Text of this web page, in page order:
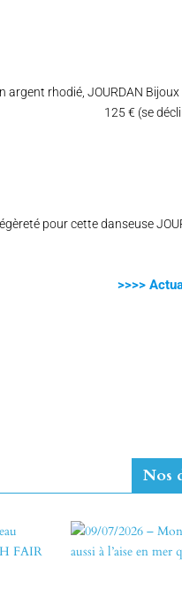
argent rhodié, JOURDAN
125 € (se
pour cette danseuse
>>>>
Nos